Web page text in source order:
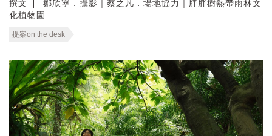
撰文
鄒欣寧．攝影｜蔡之凡．場地協力｜胖胖樹熱帶雨林文
化植物園
提案on the desk